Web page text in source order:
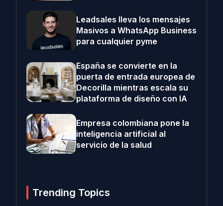
Leadsales lleva los mensajes
Masivos a WhatsApp Business
para cualquier pyme
España se convierte en la
puerta de entrada europea de
Decorilla mientras escala su
plataforma de diseño con IA
Empresa colombiana pone la
inteligencia artificial al
servicio de la salud
Trending Topics